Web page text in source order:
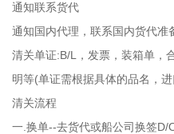
通知联系货代
通知国内代理，联系国内货代准
清关单证:B/L，发票，装箱单，
明等(单证需根据具体的品名，
清关流程
一.换单--去货代或船公司换签D/